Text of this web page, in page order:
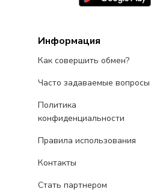
Информация
Как совершить обмен?
Часто задаваемые вопросы
Политика
конфиденциальности
Правила использования
Контакты
Стать партнером